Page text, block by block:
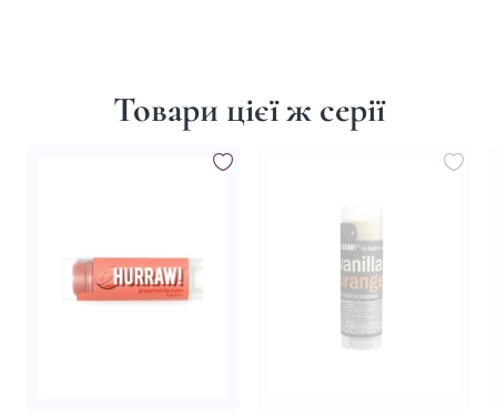
Товари цієї ж серії